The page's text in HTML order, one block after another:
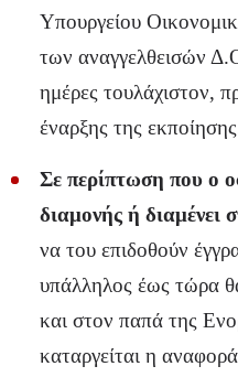
Υπουργείου
των αναγγελθεισών
ημέρες τουλάχιστον,
έναρξης της
Σε περίπτωση που ο
διαμονής ή διαμένει
να του επιδοθούν
υπάλληλος έως τώρα
και στον παπά της
καταργείται η